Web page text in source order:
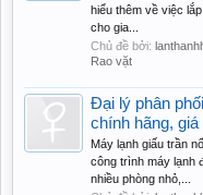
hiểu thêm về việc
cho gia...
Chủ đề bởi:
Rao vặt
Đại lý phân
chính hãng, giá
Máy lạnh giấu trần
công trình máy lạnh
nhiều phòng nhỏ,...